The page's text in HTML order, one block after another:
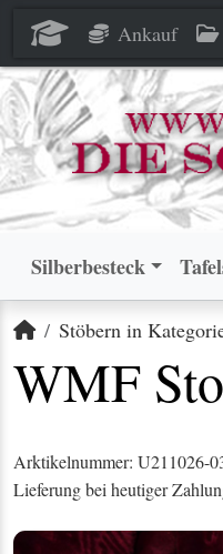
Ankauf
Silberbesteck
Startseite
Stöbern in
WMF
Arktikelnummer: U211026-
Lieferung bei heutiger
WMF
WMF